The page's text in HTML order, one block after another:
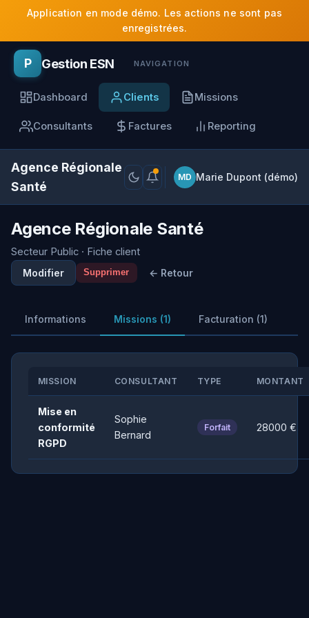
Application en mode démo. Les actions ne sont pas
enregistrées.
P Gestion ESN NAVIGATION
Dashboard Clients Missions
Consultants Factures Reporting
Agence Régionale
Santé
MD Marie Dupont (démo)
Agence Régionale Santé
Secteur Public · Fiche client
Modifier Supprimer ← Retour
Informations Missions (1) Facturation (1)
MISSION CONSULTANT TYPE MONTANT
Mise en
conformité
RGPD
Sophie
Bernard
Forfait 28000 €